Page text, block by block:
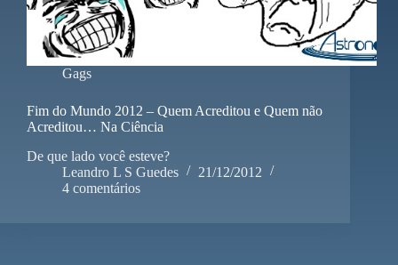
Gags
Fim do Mundo 2012 – Quem Acreditou e Quem não
Acreditou… Na Ciência
De que lado você esteve?
Leandro L S Guedes
21/12/2012
4 comentários